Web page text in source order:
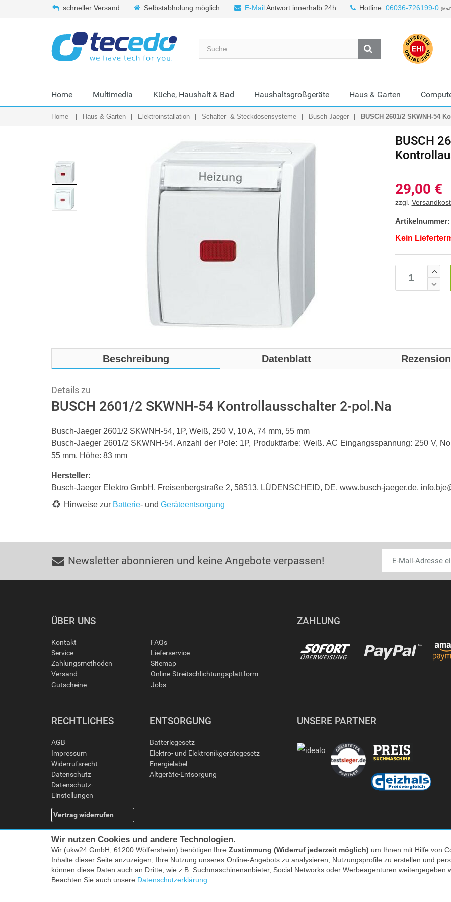
schneller Versand Selbstabholung möglich E-MailAntwort innerhalb 24h Hotline: 06036-726199-0 (Mo-
Home Multimedia Küche, Haushalt & Bad Haushaltsgroßgeräte Haus & Garten
Home Haus & Garten Elektroinstallation Schalter- & Steckdosensysteme Busch-Jaeger BUSCH 2601/2 SKWNH-54
BUSCH
29,00 €
zzgl.
Artikelnummer:
Kein
Beschreibung Datenblatt
Details zu
BUSCH 2601/2 SKWNH-54 Kontrollausschalter 2-pol.Na
Busch-Jaeger 2601/2 SKWNH-54, 1P, Weiß, 250 V, 10 A, 74 mm, 55 mm
Busch-Jaeger 2601/2 SKWNH-54. Anzahl der Pole: 1P, Produktfarbe: Weiß. AC Eingangsspannung: 250 V,
55 mm, Höhe: 83 mm
Hersteller:
Busch-Jaeger Elektro GmbH, Freisenbergstraße 2, 58513, LÜDENSCHEID, DE, www.busch-jaeger.de,
Hinweise zur Batterie- und Geräteentsorgung
Newsletter abonnieren und keine Angebote verpassen!
ÜBER UNS
Kontakt
Service
Zahlungsmethoden
Versand
Gutscheine
FAQs
Lieferservice
Sitemap
Online-Streitschlichtungsplattform
Jobs
ZAHLUNG
RECHTLICHES
AGB
Impressum
Widerrufsrecht
Datenschutz
Datenschutz-
Einstellungen
Vertrag widerrufen
ENTSORGUNG
Batteriegesetz
Elektro- und Elektronikgerätegesetz
Energielabel
Altgeräte-Entsorgung
UNSERE PARTNER
Facebook |twitter
Alle Preise inkl. MwSt. zzgl. Versand | *) Unverbindliche Preisempfehlung | **) Ehemaliger
Wir nutzen Cookies und andere Technologien.
Wir (ukw24 GmbH, 61200 Wölfersheim) benötigen Ihre Zustimmung (Widerruf jederzeit möglich) um Ihnen mit Hilfe von
Inhalte dieser Seite anzuzeigen, Ihre Nutzung unseres Online-Angebots zu analysieren, Nutzungsprofile zu erstellen und
können diese Daten auch an Dritte, wie z.B. Suchmaschinenanbieter, Social Networks oder Werbeagenturen
Beachten Sie auch unsere Datenschutzerklärung.